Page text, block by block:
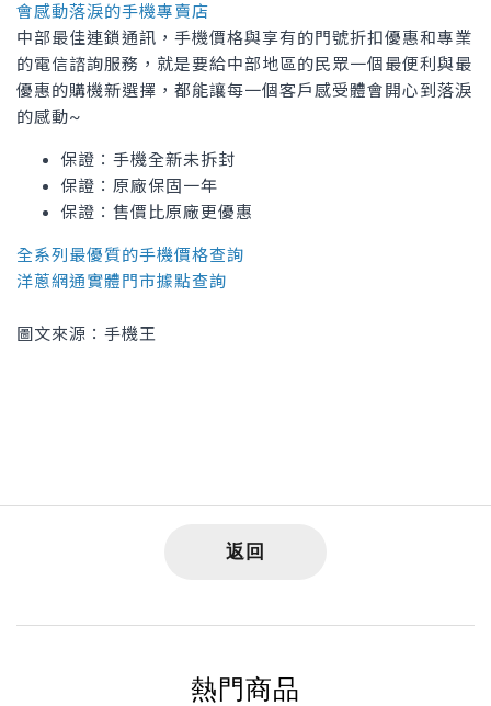
會感動落淚的手機專賣店
中部最佳連鎖通訊，手機價格與享有的門號折扣優惠和專業
的電信諮詢服務，就是要給中部地區的民眾一個最便利與最
優惠的購機新選擇，都能讓每一個客戶感受體會開心到落淚
的感動~
保證：手機全新未拆封
保證：原廠保固一年
保證：售價比原廠更優惠
全系列最優質的手機價格查詢
洋蔥網通實體門市據點查詢
圖文來源：手機王
返回
熱門商品